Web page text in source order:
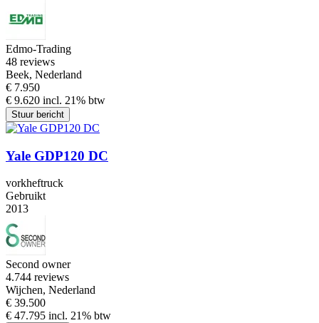
Edmo-Trading
48 reviews
Beek, Nederland
€ 7.950
€ 9.620 incl. 21% btw
Stuur bericht
Yale GDP120 DC
vorkheftruck
Gebruikt
2013
Second owner
4.744 reviews
Wijchen, Nederland
€ 39.500
€ 47.795 incl. 21% btw